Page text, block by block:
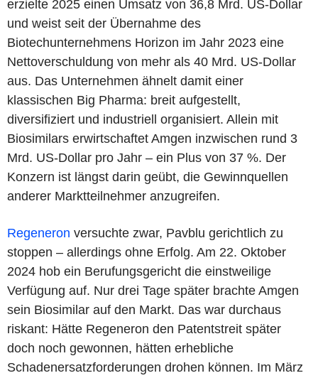
erzielte 2025 einen Umsatz von 36,8 Mrd. US-Dollar
und weist seit der Übernahme des
Biotechunternehmens Horizon im Jahr 2023 eine
Nettoverschuldung von mehr als 40 Mrd. US-Dollar
aus. Das Unternehmen ähnelt damit einer
klassischen Big Pharma: breit aufgestellt,
diversifiziert und industriell organisiert. Allein mit
Biosimilars erwirtschaftet Amgen inzwischen rund 3
Mrd. US-Dollar pro Jahr – ein Plus von 37 %. Der
Konzern ist längst darin geübt, die Gewinnquellen
anderer Marktteilnehmer anzugreifen.
Regeneron versuchte zwar, Pavblu gerichtlich zu
stoppen – allerdings ohne Erfolg. Am 22. Oktober
2024 hob ein Berufungsgericht die einstweilige
Verfügung auf. Nur drei Tage später brachte Amgen
sein Biosimilar auf den Markt. Das war durchaus
riskant: Hätte Regeneron den Patentstreit später
doch noch gewonnen, hätten erhebliche
Schadenersatzforderungen drohen können. Im März